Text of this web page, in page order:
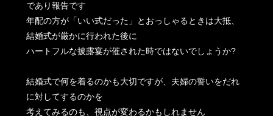
であり報告です
年配の方が「いい式だった」とおっしゃるときは大抵、
結婚式が厳かに行われた後に
ハートフルな披露宴が催された時ではないでしょうか?
結婚式で何を着るのかも大切ですが、夫婦の誓いをだれ
に対してするのかを
考えてみるのも、視点が変わるかもしれません